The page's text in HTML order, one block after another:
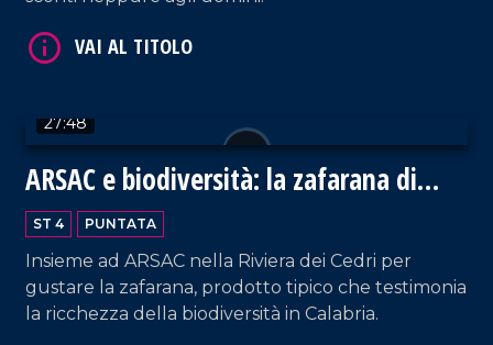
27:48
ARSAC e biodiversità: la zafarana di
Tortora
ST 4 PUNTATA
Insieme ad ARSAC nella Riviera dei Cedri per
gustare la zafarana, prodotto tipico che testimonia
la ricchezza della biodiversità in Calabria.